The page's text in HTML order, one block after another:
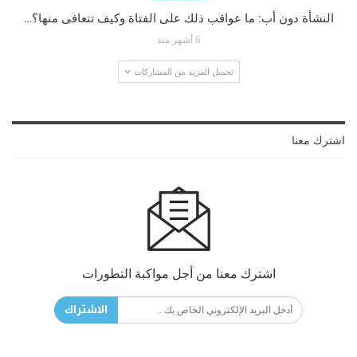
النشأة دون أب: ما عواقب ذلك على الفتاة وكيف تتعافى منها؟…
6 أشهر منذ
تحميل المزيد من المشاركات
اشترك معنا
اشترك معنا من أجل مواكبة التطورات
الاشتراك